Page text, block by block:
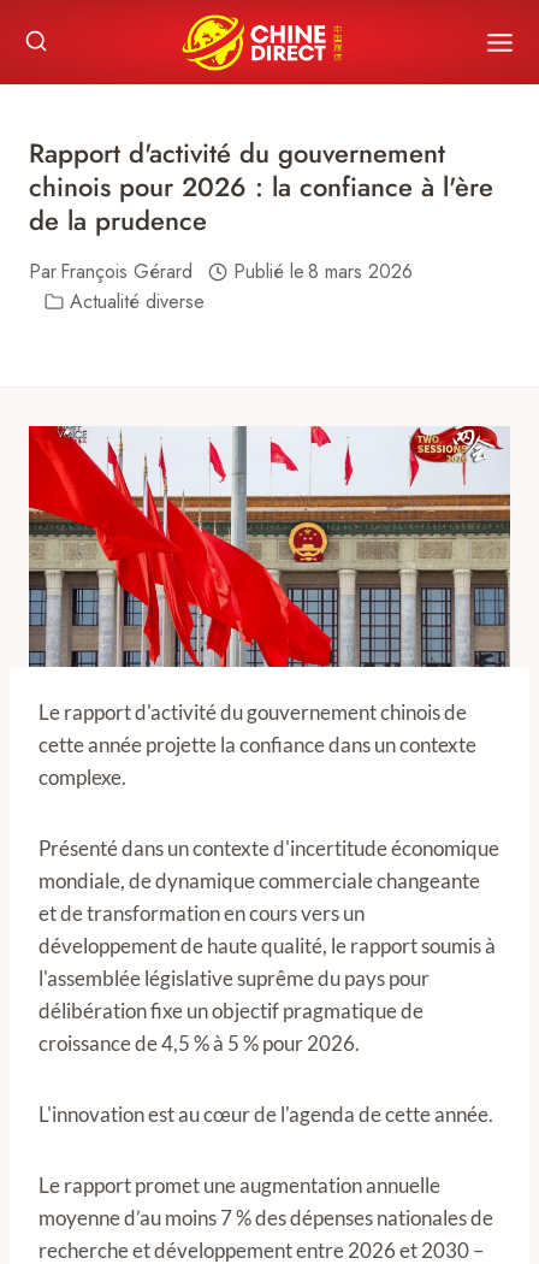
content
Rapport d'activité du gouvernement
chinois pour 2026 : la confiance à l'ère
de la prudence
ParFrançois Gérard Publié le8 mars 2026
Actualité diverse
Le rapport d'activité du gouvernement chinois de
cette année projette la confiance dans un contexte
complexe.
Présenté dans un contexte d'incertitude économique
mondiale, de dynamique commerciale changeante
et de transformation en cours vers un
développement de haute qualité, le rapport soumis à
l'assemblée législative suprême du pays pour
délibération fixe un objectif pragmatique de
croissance de 4,5 % à 5 % pour 2026.
L'innovation est au cœur de l'agenda de cette année.
Le rapport promet une augmentation annuelle
moyenne d’au moins 7 % des dépenses nationales de
recherche et développement entre 2026 et 2030 –